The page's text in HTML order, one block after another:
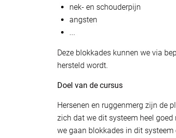
nek- en schouderpijn
angsten
...
Deze blokkades kunnen we via
hersteld wordt.
Doel van de cursus
Hersenen en ruggenmerg zijn de
zich dat we dit systeem heel
we gaan blokkades in dit